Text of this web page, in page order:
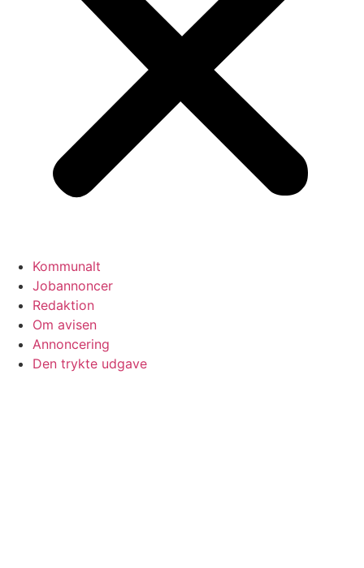
Kommunalt
Jobannoncer
Redaktion
Om avisen
Annoncering
Den trykte udgave